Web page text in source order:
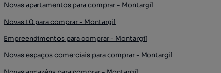
Novas apartamentos para comprar - Montargil
Novas t0 para comprar - Montargil
Empreendimentos para comprar - Montargil
Novas espaços comerciais para comprar - Montargil